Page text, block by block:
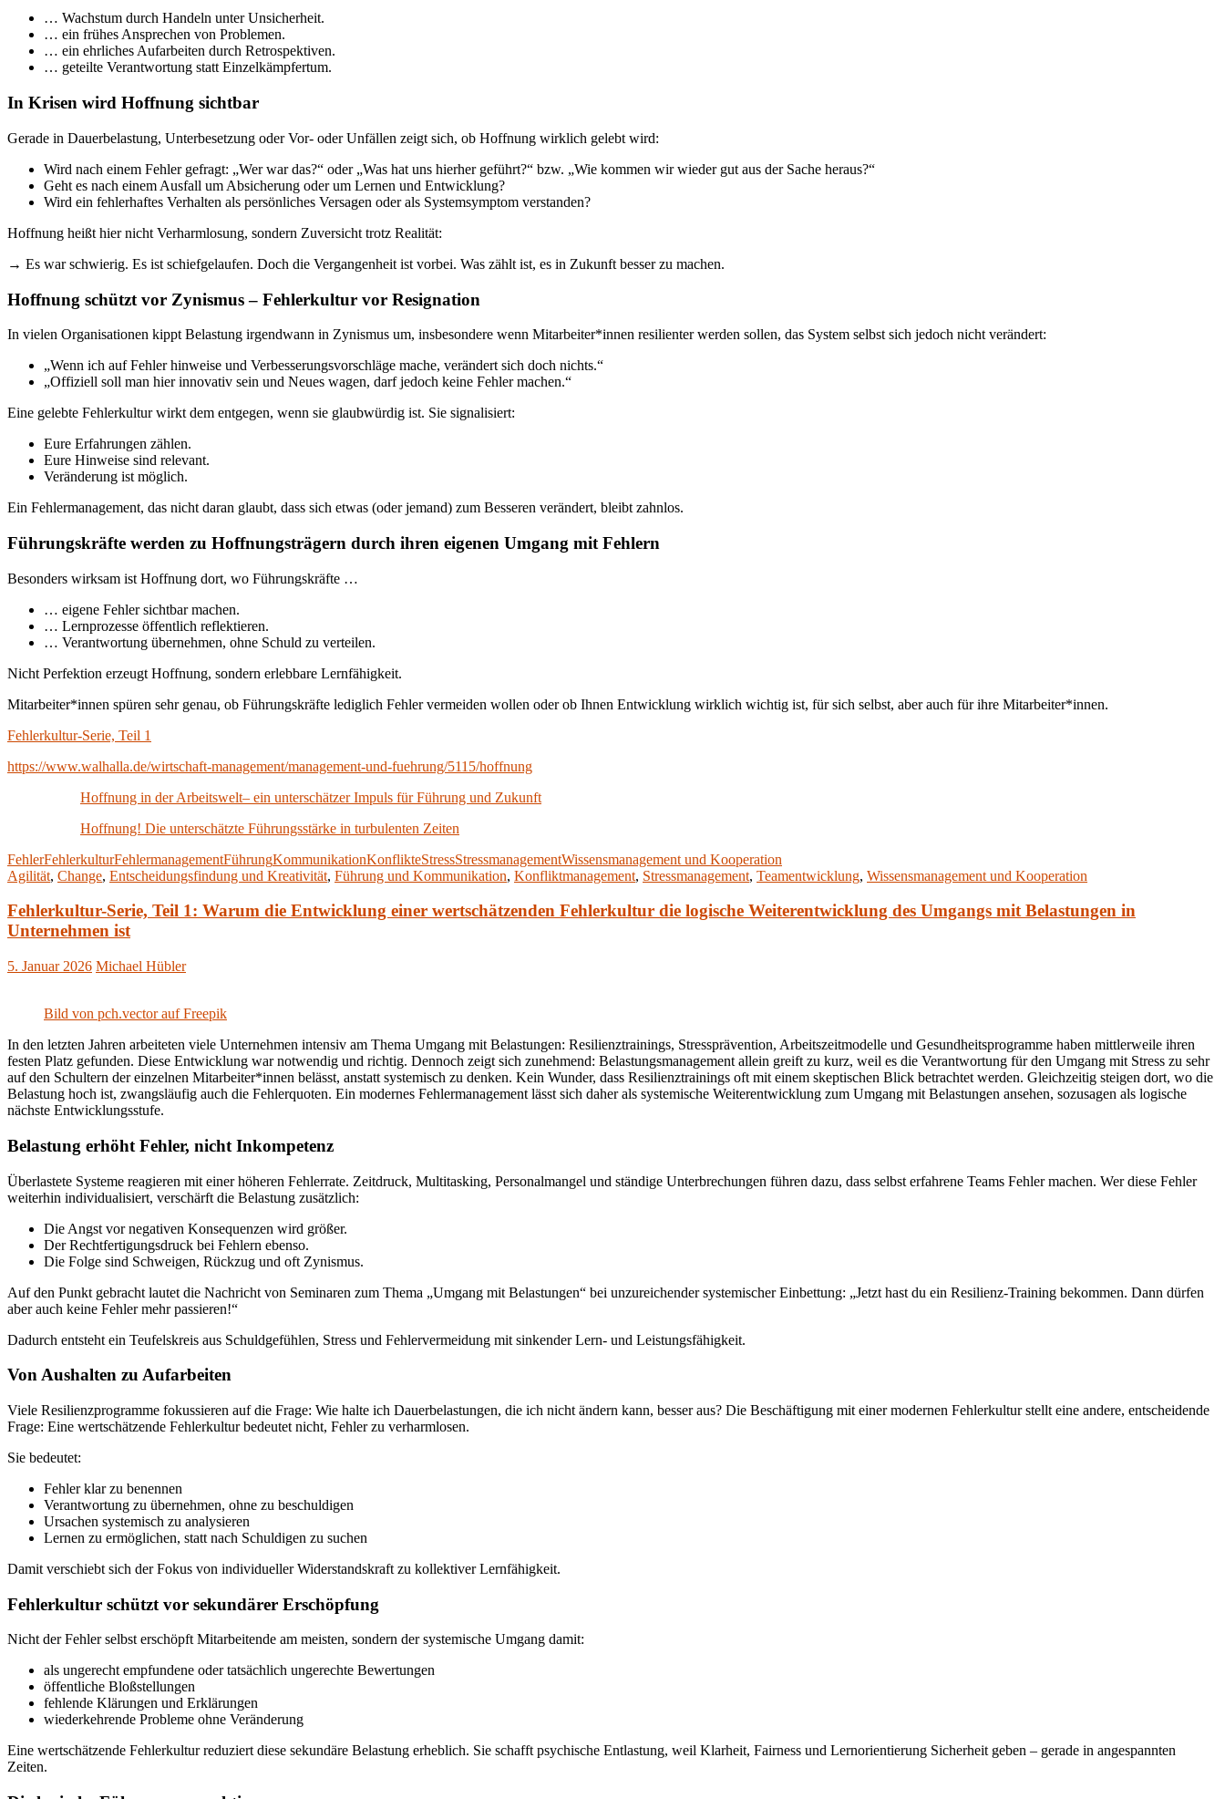
… Wachstum durch Handeln unter Unsicherheit.
… ein frühes Ansprechen von Problemen.
… ein ehrliches Aufarbeiten durch Retrospektiven.
… geteilte Verantwortung statt Einzelkämpfertum.
In Krisen wird Hoffnung sichtbar
Gerade in Dauerbelastung, Unterbesetzung oder Vor- oder Unfällen zeigt sich, ob Hoffnung wirklich gelebt wird:
Wird nach einem Fehler gefragt: „Wer war das?“ oder „Was hat uns hierher geführt?“ bzw. „Wie kommen wir wieder gut aus der Sache heraus?“
Geht es nach einem Ausfall um Absicherung oder um Lernen und Entwicklung?
Wird ein fehlerhaftes Verhalten als persönliches Versagen oder als Systemsymptom verstanden?
Hoffnung heißt hier nicht Verharmlosung, sondern Zuversicht trotz Realität:
→ Es war schwierig. Es ist schiefgelaufen. Doch die Vergangenheit ist vorbei. Was zählt ist, es in Zukunft besser zu machen.
Hoffnung schützt vor Zynismus – Fehlerkultur vor Resignation
In vielen Organisationen kippt Belastung irgendwann in Zynismus um, insbesondere wenn Mitarbeiter*innen resilienter werden sollen, das System selbst sich jedoch nicht verändert:
„Wenn ich auf Fehler hinweise und Verbesserungsvorschläge mache, verändert sich doch nichts.“
„Offiziell soll man hier innovativ sein und Neues wagen, darf jedoch keine Fehler machen.“
Eine gelebte Fehlerkultur wirkt dem entgegen, wenn sie glaubwürdig ist. Sie signalisiert:
Eure Erfahrungen zählen.
Eure Hinweise sind relevant.
Veränderung ist möglich.
Ein Fehlermanagement, das nicht daran glaubt, dass sich etwas (oder jemand) zum Besseren verändert, bleibt zahnlos.
Führungskräfte werden zu Hoffnungsträgern durch ihren eigenen Umgang mit Fehlern
Besonders wirksam ist Hoffnung dort, wo Führungskräfte …
… eigene Fehler sichtbar machen.
… Lernprozesse öffentlich reflektieren.
… Verantwortung übernehmen, ohne Schuld zu verteilen.
Nicht Perfektion erzeugt Hoffnung, sondern erlebbare Lernfähigkeit.
Mitarbeiter*innen spüren sehr genau, ob Führungskräfte lediglich Fehler vermeiden wollen oder ob Ihnen Entwicklung wirklich wichtig ist, für sich selbst, aber auch für ihre Mitarbeiter*innen.
Fehlerkultur-Serie, Teil 1
https://www.walhalla.de/wirtschaft-management/management-und-fuehrung/5115/hoffnung
Hoffnung in der Arbeitswelt– ein unterschätzer Impuls für Führung und Zukunft
Hoffnung! Die unterschätzte Führungsstärke in turbulenten Zeiten
FehlerFehlerkulturFehlermanagementFührungKommunikationKonflikteStressStressmanagementWissensmanagement und Kooperation
Agilität, Change, Entscheidungsfindung und Kreativität, Führung und Kommunikation, Konfliktmanagement, Stressmanagement, Teamentwicklung, Wissensmanagement und Kooperation
Fehlerkultur-Serie, Teil 1: Warum die Entwicklung einer wertschätzenden Fehlerkultur die logische Weiterentwicklung des Umgangs mit Belastungen in
Unternehmen ist
5. Januar 2026 Michael Hübler
Bild von pch.vector auf Freepik
In den letzten Jahren arbeiteten viele Unternehmen intensiv am Thema Umgang mit Belastungen: Resilienztrainings, Stressprävention, Arbeitszeitmodelle und Gesundheitsprogramme haben mittlerweile ihren
festen Platz gefunden. Diese Entwicklung war notwendig und richtig. Dennoch zeigt sich zunehmend: Belastungsmanagement allein greift zu kurz, weil es die Verantwortung für den Umgang mit Stress zu sehr
auf den Schultern der einzelnen Mitarbeiter*innen belässt, anstatt systemisch zu denken. Kein Wunder, dass Resilienztrainings oft mit einem skeptischen Blick betrachtet werden. Gleichzeitig steigen dort, wo die
Belastung hoch ist, zwangsläufig auch die Fehlerquoten. Ein modernes Fehlermanagement lässt sich daher als systemische Weiterentwicklung zum Umgang mit Belastungen ansehen, sozusagen als logische
nächste Entwicklungsstufe.
Belastung erhöht Fehler, nicht Inkompetenz
Überlastete Systeme reagieren mit einer höheren Fehlerrate. Zeitdruck, Multitasking, Personalmangel und ständige Unterbrechungen führen dazu, dass selbst erfahrene Teams Fehler machen. Wer diese Fehler
weiterhin individualisiert, verschärft die Belastung zusätzlich:
Die Angst vor negativen Konsequenzen wird größer.
Der Rechtfertigungsdruck bei Fehlern ebenso.
Die Folge sind Schweigen, Rückzug und oft Zynismus.
Auf den Punkt gebracht lautet die Nachricht von Seminaren zum Thema „Umgang mit Belastungen“ bei unzureichender systemischer Einbettung: „Jetzt hast du ein Resilienz-Training bekommen. Dann dürfen
aber auch keine Fehler mehr passieren!“
Dadurch entsteht ein Teufelskreis aus Schuldgefühlen, Stress und Fehlervermeidung mit sinkender Lern- und Leistungsfähigkeit.
Von Aushalten zu Aufarbeiten
Viele Resilienzprogramme fokussieren auf die Frage: Wie halte ich Dauerbelastungen, die ich nicht ändern kann, besser aus? Die Beschäftigung mit einer modernen Fehlerkultur stellt eine andere, entscheidende
Frage: Eine wertschätzende Fehlerkultur bedeutet nicht, Fehler zu verharmlosen.
Sie bedeutet:
Fehler klar zu benennen
Verantwortung zu übernehmen, ohne zu beschuldigen
Ursachen systemisch zu analysieren
Lernen zu ermöglichen, statt nach Schuldigen zu suchen
Damit verschiebt sich der Fokus von individueller Widerstandskraft zu kollektiver Lernfähigkeit.
Fehlerkultur schützt vor sekundärer Erschöpfung
Nicht der Fehler selbst erschöpft Mitarbeitende am meisten, sondern der systemische Umgang damit:
als ungerecht empfundene oder tatsächlich ungerechte Bewertungen
öffentliche Bloßstellungen
fehlende Klärungen und Erklärungen
wiederkehrende Probleme ohne Veränderung
Eine wertschätzende Fehlerkultur reduziert diese sekundäre Belastung erheblich. Sie schafft psychische Entlastung, weil Klarheit, Fairness und Lernorientierung Sicherheit geben – gerade in angespannten
Zeiten.